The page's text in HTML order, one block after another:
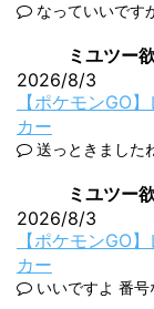
なっていいです
ミユツー
2026/8/3
【ポケモンGO
カー
送っときました
ミユツー
2026/8/3
【ポケモンGO
カー
いいですよ 番